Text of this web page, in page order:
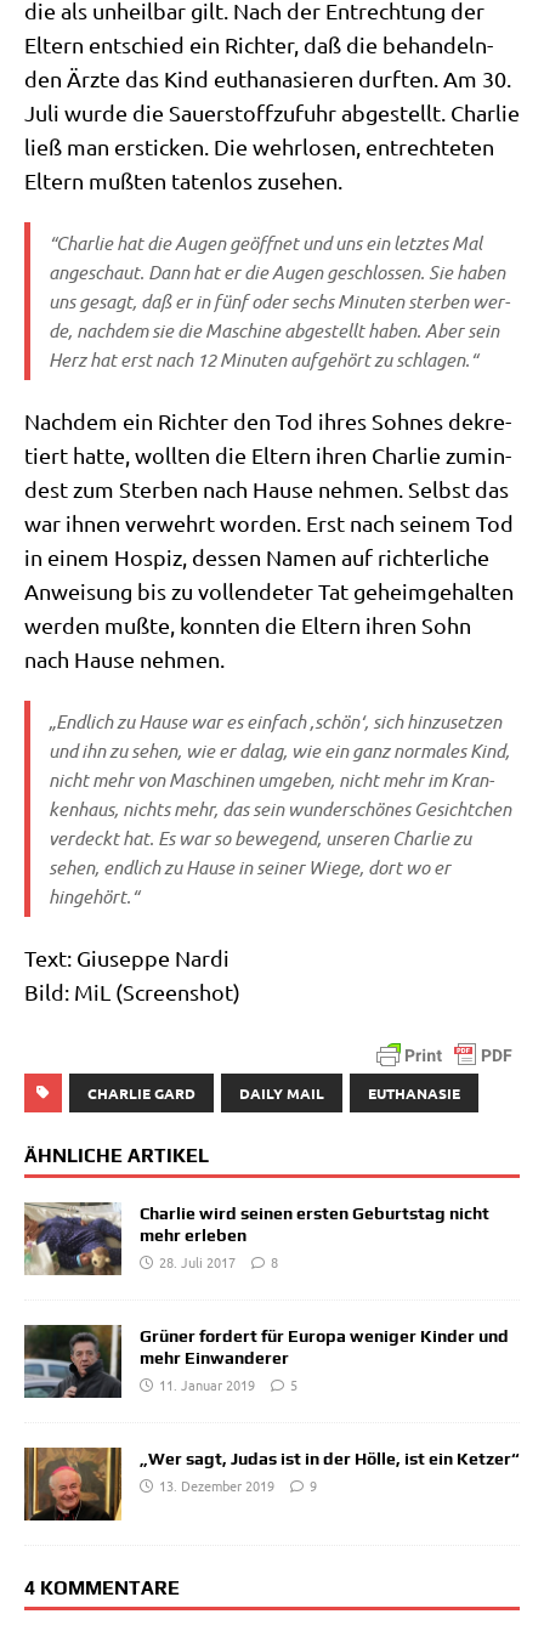
die als unheil­bar gilt. Nach der Ent­rech­tung der
Eltern ent­schied ein Rich­ter, daß die behan­deln­
den Ärz­te das Kind eutha­na­sie­ren durf­ten. Am 30.
Juli wur­de die Sau­er­stoff­zu­fuhr abge­stellt. Char­lie
ließ man ersticken. Die wehr­lo­sen, ent­rech­te­ten
Eltern muß­ten taten­los zusehen.
“Char­lie hat die Augen geöff­net und uns ein letz­tes Mal
ange­schaut. Dann hat er die Augen geschlos­sen. Sie haben
uns gesagt, daß er in fünf oder sechs Minu­ten ster­ben wer­
de, nach­dem sie die Maschi­ne abge­stellt haben. Aber sein
Herz hat erst nach 12 Minu­ten auf­ge­hört zu schlagen.“
Nach­dem ein Rich­ter den Tod ihres Soh­nes dekre­
tiert hat­te, woll­ten die Eltern ihren Char­lie zumin­
dest zum Ster­ben nach Hau­se neh­men. Selbst das
war ihnen ver­wehrt wor­den. Erst nach sei­nem Tod
in einem Hos­piz, des­sen Namen auf rich­ter­li­che
Anwei­sung bis zu voll­ende­ter Tat geheim­ge­hal­ten
wer­den muß­te, konn­ten die Eltern ihren Sohn
nach Hau­se nehmen.
„End­lich zu Hau­se war es ein­fach ‚schön‘, sich hin­zu­set­zen
und ihn zu sehen, wie er dalag, wie ein ganz nor­ma­les Kind,
nicht mehr von Maschi­nen umge­ben, nicht mehr im Kran­
ken­haus, nichts mehr, das sein wun­der­schö­nes Gesicht­chen
ver­deckt hat. Es war so bewe­gend, unse­ren Char­lie zu
sehen, end­lich zu Hau­se in sei­ner Wie­ge, dort wo er
hingehört.“
Text: Giu­sep­pe Nardi
Bild: MiL (Screen­shot)
CHARLIE GARD DAILY MAIL EUTHANASIE
ÄHNLICHE ARTIKEL
Charlie wird seinen ersten Geburtstag nicht
mehr erleben
28. Juli 2017
8
Grüner fordert für Europa weniger Kinder und
mehr Einwanderer
11. Januar 2019
5
„Wer sagt, Judas ist in der Hölle, ist ein Ketzer“
13. Dezember 2019
9
4 KOMMENTARE